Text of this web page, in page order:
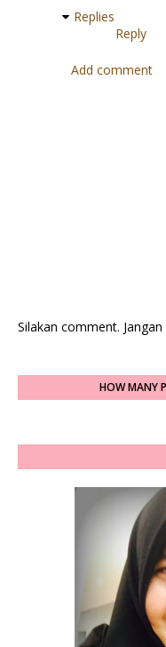
Replies
Reply
Add comment
Silakan comment.
HOW MANY